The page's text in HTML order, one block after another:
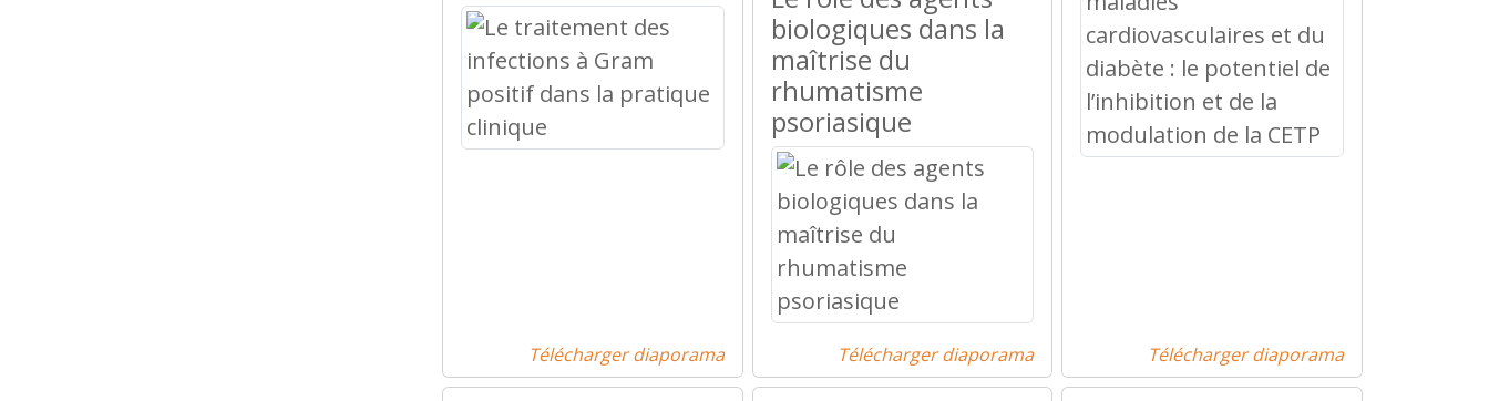
Télécharger diaporama
biologiques dans la
maîtrise du
rhumatisme
psoriasique
Télécharger diaporama Télécharger diaporama